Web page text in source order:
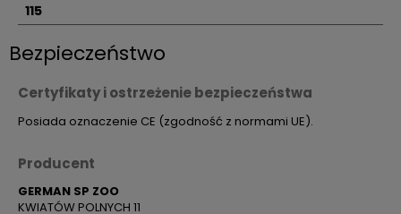
115
Bezpieczeństwo
Certyfikaty i ostrzeżenie bezpieczeństwa
Posiada oznaczenie CE (zgodność z normami UE).
Producent
GERMAN SP ZOO
KWIATÓW POLNYCH 11